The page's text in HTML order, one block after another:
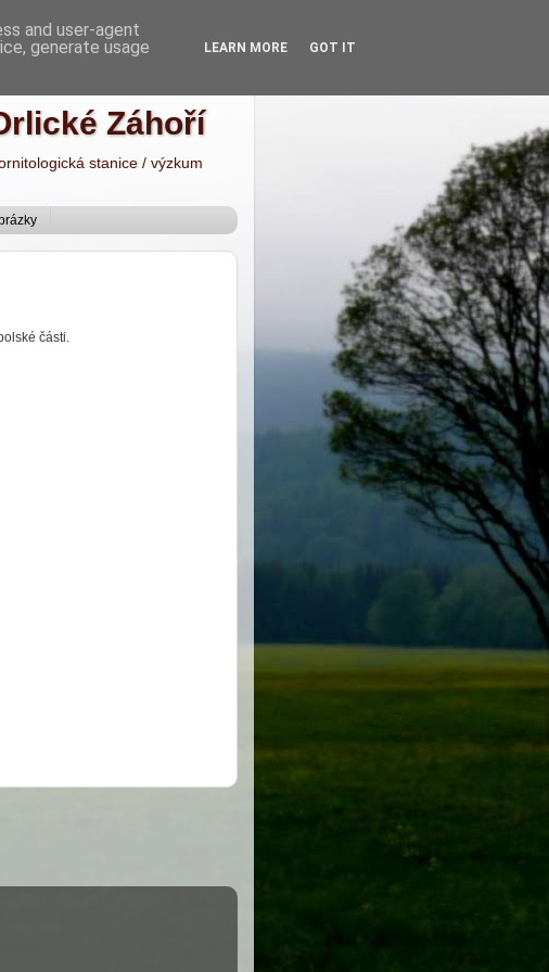
Záhoří
stanice / výzkum
části.
and user-agent
generate usage
LEARN MORE GOT IT